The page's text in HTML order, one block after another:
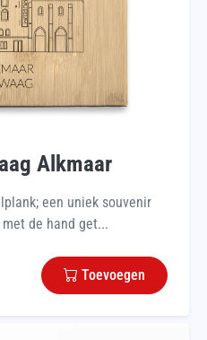
Alkmaar
een uniek souvenir
de hand get...
Toevoegen